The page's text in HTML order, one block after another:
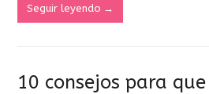
Seguir leyendo →
10 consejos para